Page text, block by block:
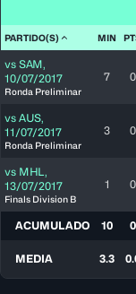
PARTIDO(S) MIN
vs SAM,
10/07/2017
Ronda Preliminar
7 0
vs AUS,
11/07/2017
Ronda Preliminar
3 0
vs MHL,
13/07/2017
Finals Division B
1 0
ACUMULADO 10 0
MEDIA 3.3